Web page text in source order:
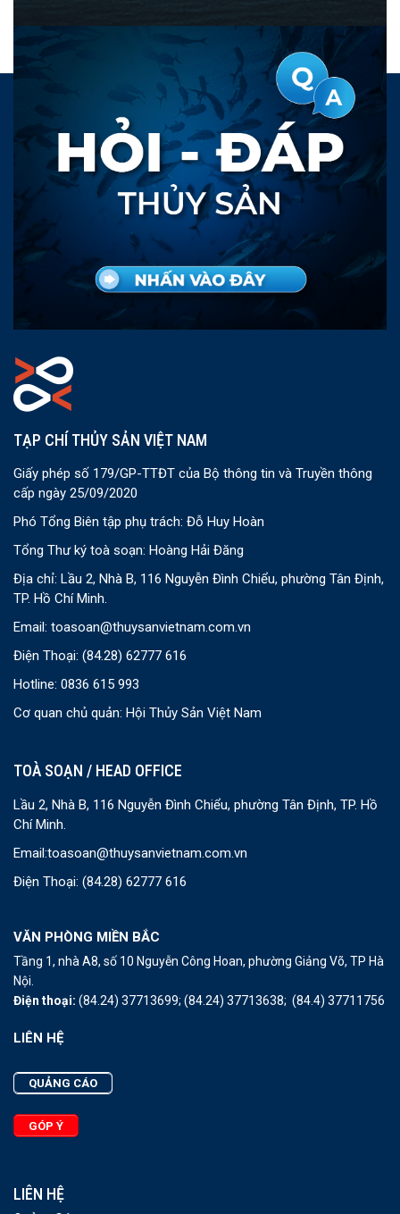
TẠP CHÍ THỦY SẢN VIỆT NAM
Giấy phép số 179/GP-TTĐT của Bộ thông tin và Truyền thông
cấp ngày 25/09/2020
Phó Tổng Biên tập phụ trách: Đỗ Huy Hoàn
Tổng Thư ký toà soạn: Hoàng Hải Đăng
Địa chỉ: Lầu 2, Nhà B, 116 Nguyễn Đình Chiểu, phường Tân Định,
TP. Hồ Chí Minh.
Email: toasoan@thuysanvietnam.com.vn
Điện Thoại: (84.28) 62777 616
Hotline: 0836 615 993
Cơ quan chủ quản: Hội Thủy Sản Việt Nam
TOÀ SOẠN / HEAD OFFICE
Lầu 2, Nhà B, 116 Nguyễn Đình Chiểu, phường Tân Định, TP. Hồ
Chí Minh.
Email:toasoan@thuysanvietnam.com.vn
Điện Thoại: (84.28) 62777 616
VĂN PHÒNG MIỀN BẮC
Tầng 1, nhà A8, số 10 Nguyễn Công Hoan, phường Giảng Võ, TP Hà
Nội.
Điện thoại: (84.24) 37713699; (84.24) 37713638; (84.4) 37711756
LIÊN HỆ
QUẢNG CÁO
GÓP Ý
LIÊN HỆ